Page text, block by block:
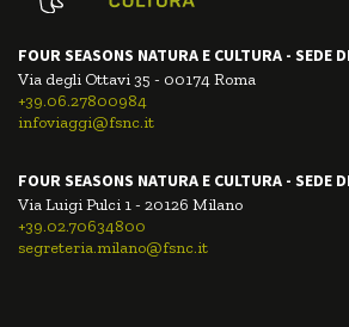
FOUR SEASONS NATURA E CULTURA - SEDE
Via degli Ottavi 35 - 00174 Roma
+39.06.27800984
infoviaggi@fsnc.it
FOUR SEASONS NATURA E CULTURA - SEDE
Via Luigi Pulci 1 - 20126 Milano
+39.02.70634800
segreteria.milano@fsnc.it